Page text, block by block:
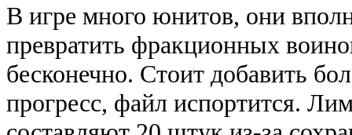
В игре много юнитов, они
превратить фракционных
бесконечно. Стоит добавить
прогресс, файл испортится.